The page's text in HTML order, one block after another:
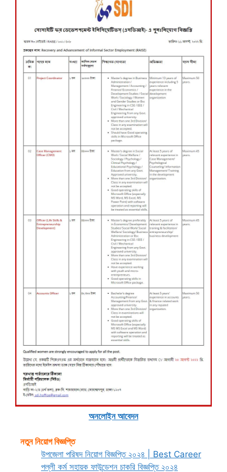
অনলােইন আবেদন
নতুন নিয়োগ বিজ্ঞপ্তি
উপজেলা পরিষদ নিয়োগ বিজ্ঞপ্তি ২০২৪ | Best Career
পল্লী কর্ম সহায়ক ফাউন্ডেশন চাকরি বিজ্ঞপ্তি ২০২৪